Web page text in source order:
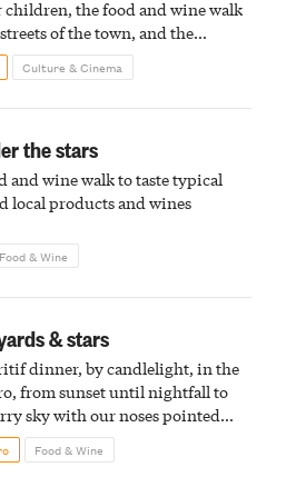
children, the food and wine walk
of the town, and the
Culture & Cinema
the stars
and wine walk to taste typical
local products and wines
Food & Wine
& stars
dinner, by candlelight, in the
from sunset until nightfall to
sky with our noses pointed
Food & Wine